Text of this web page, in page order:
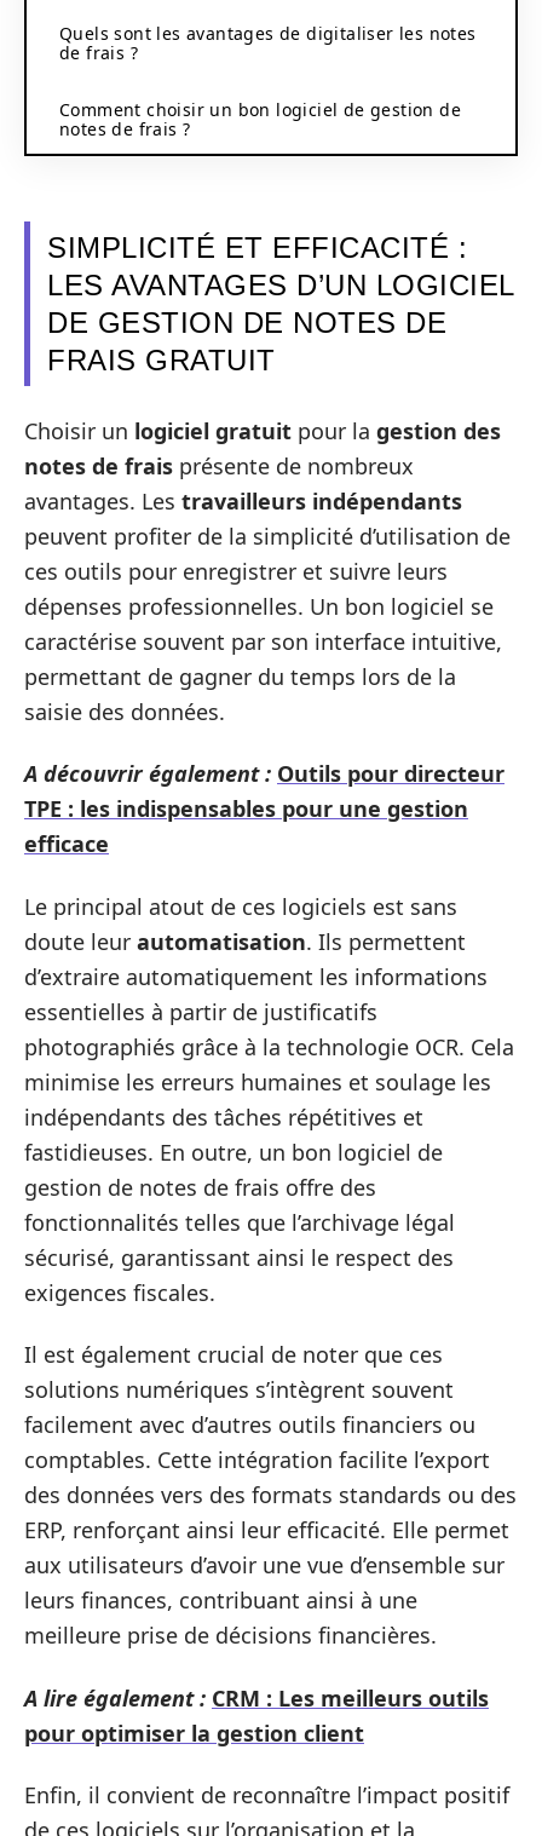
Quels sont les avantages de digitaliser les notes
de frais ?
Comment choisir un bon logiciel de gestion de
notes de frais ?
SIMPLICITÉ ET EFFICACITÉ :
LES AVANTAGES D’UN LOGICIEL
DE GESTION DE NOTES DE
FRAIS GRATUIT
Choisir un logiciel gratuit pour la gestion des
notes de frais présente de nombreux
avantages. Les travailleurs indépendants
peuvent profiter de la simplicité d’utilisation de
ces outils pour enregistrer et suivre leurs
dépenses professionnelles. Un bon logiciel se
caractérise souvent par son interface intuitive,
permettant de gagner du temps lors de la
saisie des données.
A découvrir également : Outils pour directeur
TPE : les indispensables pour une gestion
efficace
Le principal atout de ces logiciels est sans
doute leur automatisation. Ils permettent
d’extraire automatiquement les informations
essentielles à partir de justificatifs
photographiés grâce à la technologie OCR. Cela
minimise les erreurs humaines et soulage les
indépendants des tâches répétitives et
fastidieuses. En outre, un bon logiciel de
gestion de notes de frais offre des
fonctionnalités telles que l’archivage légal
sécurisé, garantissant ainsi le respect des
exigences fiscales.
Il est également crucial de noter que ces
solutions numériques s’intègrent souvent
facilement avec d’autres outils financiers ou
comptables. Cette intégration facilite l’export
des données vers des formats standards ou des
ERP, renforçant ainsi leur efficacité. Elle permet
aux utilisateurs d’avoir une vue d’ensemble sur
leurs finances, contribuant ainsi à une
meilleure prise de décisions financières.
A lire également : CRM : Les meilleurs outils
pour optimiser la gestion client
Enfin, il convient de reconnaître l’impact positif
de ces logiciels sur l’organisation et la